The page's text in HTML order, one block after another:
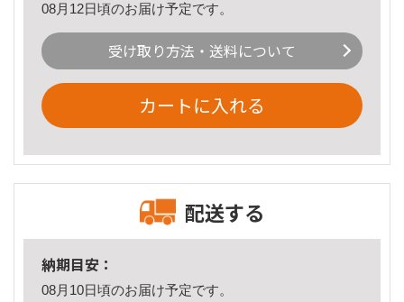
08月12日頃のお届け予定です。
受け取り方法・送料について
カートに入れる
配送する
納期目安：
08月10日頃のお届け予定です。